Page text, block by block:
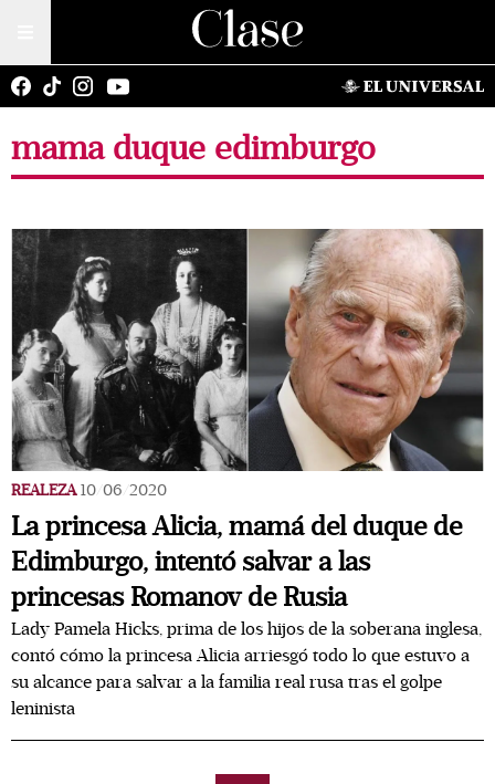
mama duque edimburgo
REALEZA 10/06/2020
La princesa Alicia, mamá del duque de
Edimburgo, intentó salvar a las
princesas Romanov de Rusia
Lady Pamela Hicks, prima de los hijos de la soberana inglesa,
contó cómo la princesa Alicia arriesgó todo lo que estuvo a
su alcance para salvar a la familia real rusa tras el golpe
leninista